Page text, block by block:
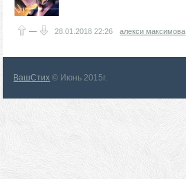
— 28.01.201822:26 алекси максимова
ВашСтих © Июнь 2015г.